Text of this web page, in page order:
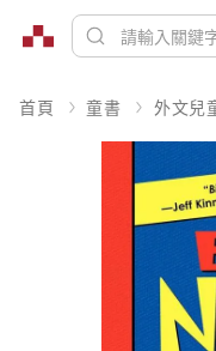
首頁 童書 外文兒